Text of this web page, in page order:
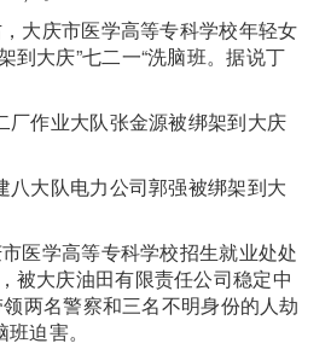
大庆市医学高等专科学校年轻女
到大庆”七二一“洗脑班。据说丁
厂作业大队张金源被绑架到大庆
八大队电力公司郭强被绑架到大
医学高等专科学校招生就业处处
被大庆油田有限责任公司稳定中
两名警察和三名不明身份的人劫
迫害。